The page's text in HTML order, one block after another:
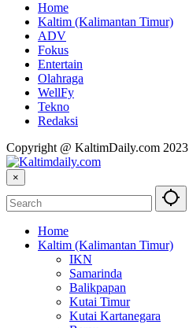
Home
Kaltim (Kalimantan Timur)
ADV
Fokus
Entertain
Olahraga
WellFy
Tekno
Redaksi
Copyright @ KaltimDaily.com 2023
×
Home
Kaltim (Kalimantan Timur)
IKN
Samarinda
Balikpapan
Kutai Timur
Kutai Kartanegara